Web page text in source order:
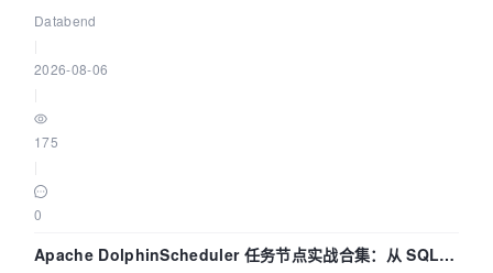
管道
Databend
2026-08-06
175
0
Apache DolphinScheduler 任务节点实战合集：从 SQL、